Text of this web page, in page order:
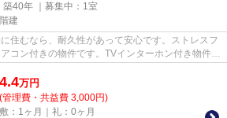
40年 ｜募集中： 1室
建
住むなら、耐久性があって安心です。ストレスフ
コン付きの物件です。TVインターホン付き物件な
4.4万円
(管理費・共益費 3,000円)
敷：1ヶ月｜礼：0ヶ月